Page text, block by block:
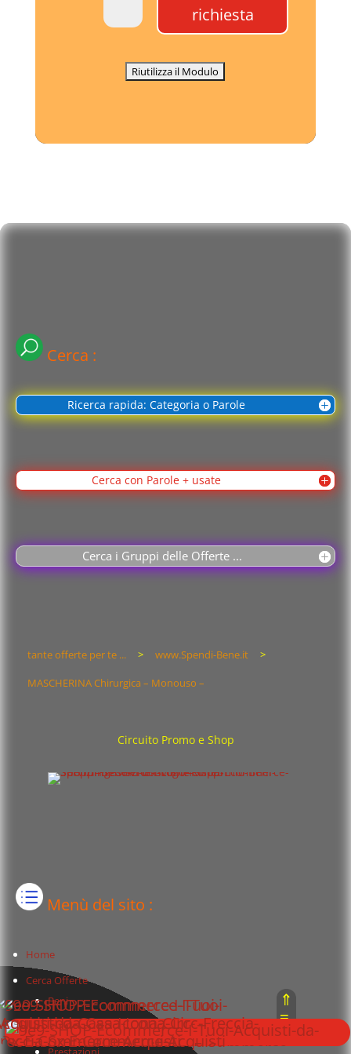
richiesta
Cerca :
Ricerca rapida: Categoria o Parole
Cerca con Parole + usate
Cerca i Gruppi delle Offerte ...
tante offerte per te ... > www.Spendi-Bene.it
>
MASCHERINA Chirurgica – Monouso –
Circuito Promo e Shop
Menù del sito :
Home
Cerca Offerte
Beni
Servizi
⇑
≡
⇓